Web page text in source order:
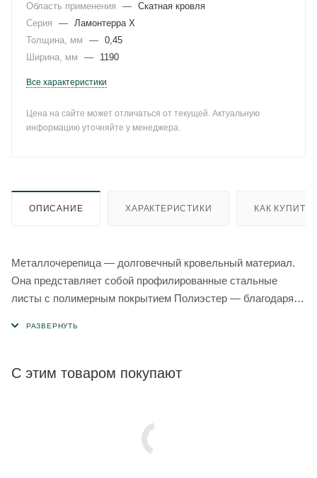
Область применения — Скатная кровля
Серия
— Ламонтерра X
Толщина, мм
— 0,45
Ширина, мм
— 1190
Все характеристики
Цена на сайте может отличаться от текущей. Актуальную
информацию уточняйте у менеджера.
ОПИСАНИЕ ХАРАКТЕРИСТИКИ КАК КУПИТЬ
Металлочерепица — долговечный кровельный материал.
Она представляет собой профилированные стальные
листы c полимерным покрытием Полиэстер — благодаря
С этим товаром покупают